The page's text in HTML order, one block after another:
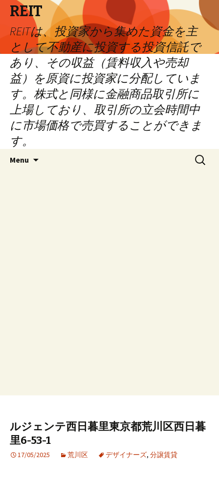
REIT
REITは、投資家から集めた資金を主
として不動産に投資する投資信託で
あり、その収益（賃料収入や売却
益）を原資に投資家に分配していま
す。株式と同様に金融商品取引所に
上場しており、取引所の立会時間中
に市場価格で売買することができま
す。
Menu
Search
for:
ルジェンテ西日暮里東京都荒川区西日暮
里6-53-1
17/05/2025 荒川区 デザイナーズ, 分譲賃貸